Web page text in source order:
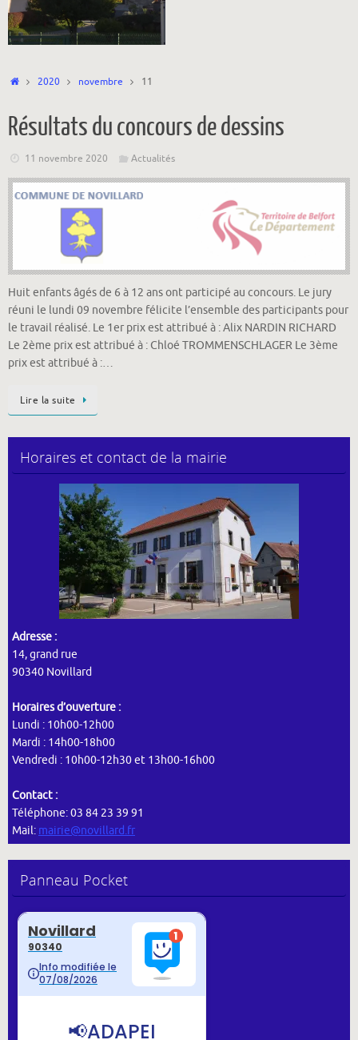
Accueil
2020 novembre 11
Résultats du concours de dessins
11 novembre 2020 Actualités
Huit enfants âgés de 6 à 12 ans ont participé au concours. Le jury
réuni le lundi 09 novembre félicite l’ensemble des participants pour
le travail réalisé. Le 1er prix est attribué à : Alix NARDIN RICHARD
Le 2ème prix est attribué à : Chloé TROMMENSCHLAGER Le 3ème
prix est attribué à :…
Lire la suite
Horaires et contact de la mairie
Adresse :
14, grand rue
90340 Novillard
Horaires d’ouverture :
Lundi : 10h00-12h00
Mardi : 14h00-18h00
Vendredi : 10h00-12h30 et 13h00-16h00
Contact :
Téléphone: 03 84 23 39 91
Mail: mairie@novillard.fr
Panneau Pocket